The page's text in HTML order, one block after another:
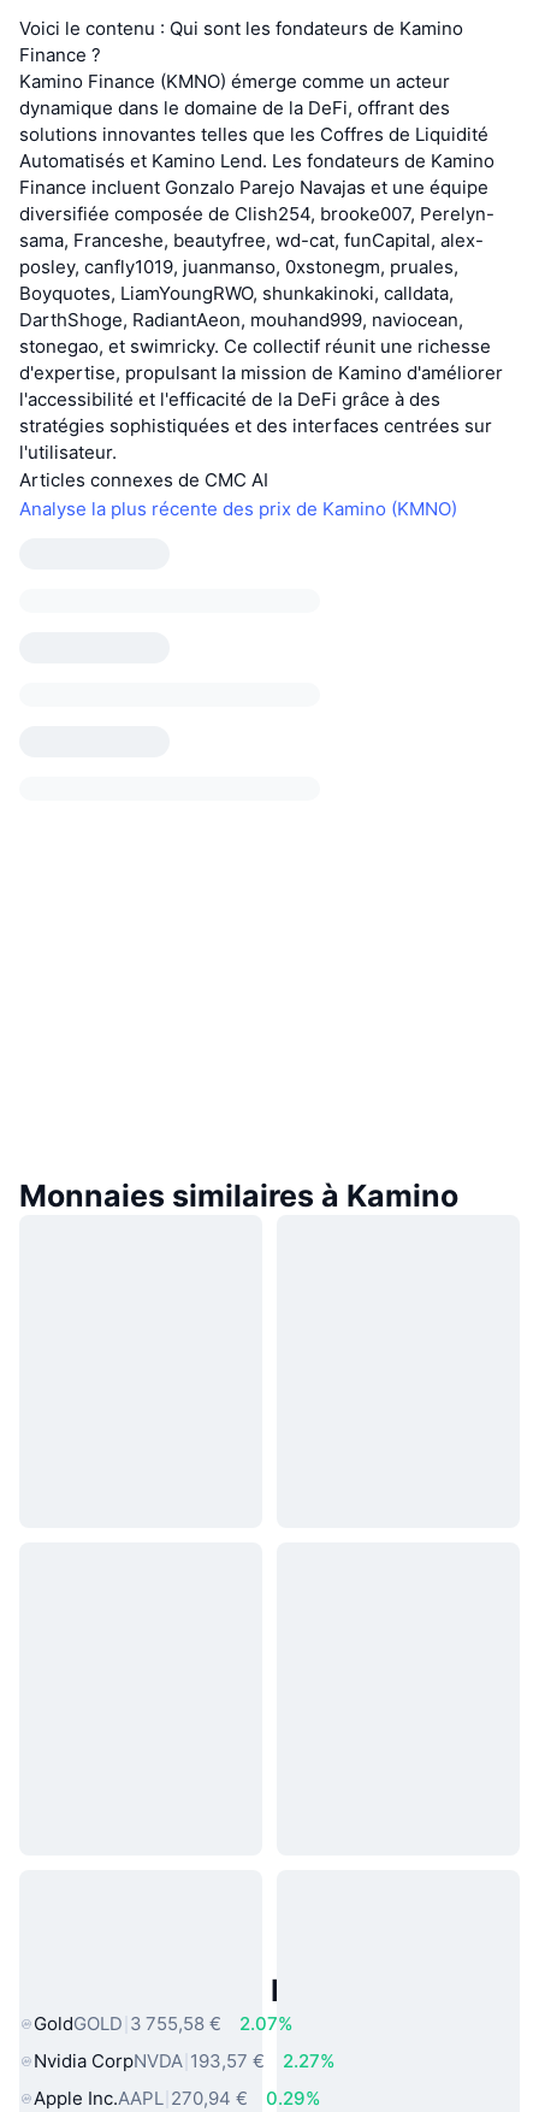
Voici le contenu : Qui sont les fondateurs de Kamino
Finance ?
Kamino Finance (KMNO) émerge comme un acteur
dynamique dans le domaine de la DeFi, offrant des
solutions innovantes telles que les Coffres de Liquidité
Automatisés et Kamino Lend. Les fondateurs de Kamino
Finance incluent Gonzalo Parejo Navajas et une équipe
diversifiée composée de Clish254, brooke007, Perelyn-
sama, Franceshe, beautyfree, wd-cat, funCapital, alex-
posley, canfly1019, juanmanso, 0xstonegm, pruales,
Boyquotes, LiamYoungRWO, shunkakinoki, calldata,
DarthShoge, RadiantAeon, mouhand999, naviocean,
stonegao, et swimricky. Ce collectif réunit une richesse
d'expertise, propulsant la mission de Kamino d'améliorer
l'accessibilité et l'efficacité de la DeFi grâce à des
stratégies sophistiquées et des interfaces centrées sur
l'utilisateur.
Articles connexes de CMC AI
Analyse la plus récente des prix de Kamino (KMNO)
Monnaies similaires à Kamino
Actifs du Monde Réel Populaires
GoldGOLD 3 755,58 €
2.07%
Nvidia CorpNVDA 193,57 €
2.27%
Apple Inc.AAPL 270,94 €
0.29%